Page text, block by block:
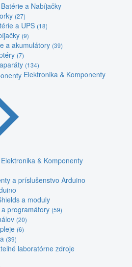
a Nabíjačky
(27)
a UPS (18)
(9)
a akumulátory (39)
(7)
(134)
Elektronika & Komponenty
& Komponenty
a príslušenstvo Arduino
a moduly
programátory (59)
(20)
(6)
(39)
laboratórne zdroje